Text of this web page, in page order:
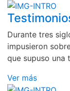
Durante tres
impusieron
que supuso una
Ver más